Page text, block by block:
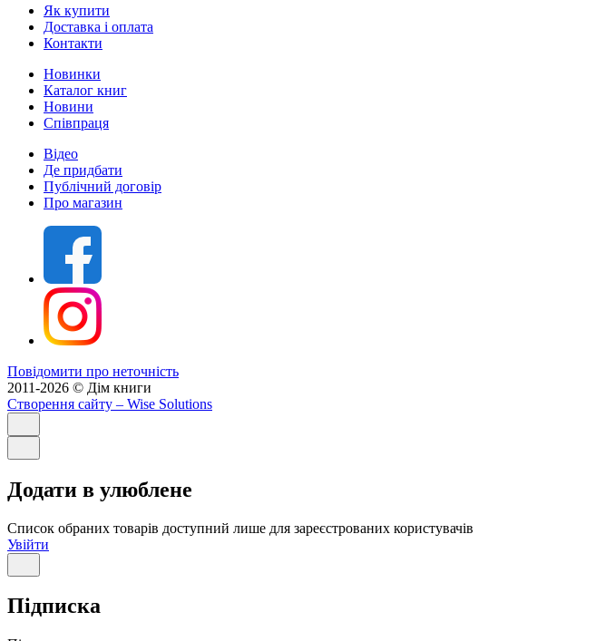
Як купити
Доставка і оплата
Контакти
Новинки
Каталог книг
Новини
Співпраця
Відео
Де придбати
Публічний договір
Про магазин
Повідомити про неточність
2011-2026 © Дім книги
Створення сайту – Wise Solutions
Додати в улюблене
Список обраних товарів доступний лише для зареєстрованих користувачів
Увійти
Підписка